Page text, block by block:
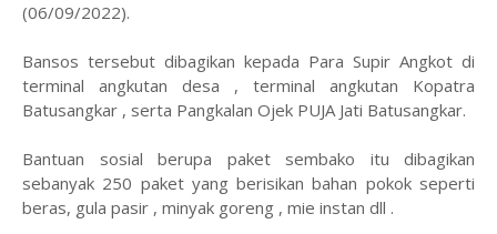
(06/09/2022).
Bansos tersebut dibagikan kepada Para Supir Angkot di
terminal angkutan desa , terminal angkutan Kopatra
Batusangkar , serta Pangkalan Ojek PUJA Jati Batusangkar.
Bantuan sosial berupa paket sembako itu dibagikan
sebanyak 250 paket yang berisikan bahan pokok seperti
beras, gula pasir , minyak goreng , mie instan dll .